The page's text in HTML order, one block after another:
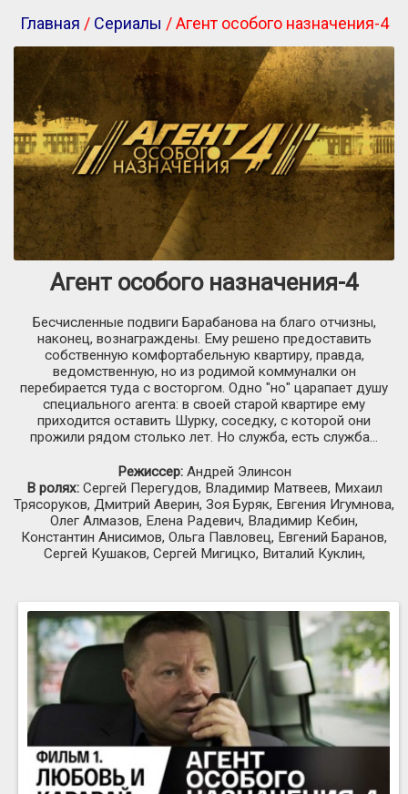
Главная / Сериалы / Агент особого назначения-4
Агент особого назначения-4
Бесчисленные подвиги Барабанова на благо отчизны,
наконец, вознаграждены. Ему решено предоставить
собственную комфортабельную квартиру, правда,
ведомственную, но из родимой коммуналки он
перебирается туда с восторгом. Одно "но" царапает душу
специального агента: в своей старой квартире ему
приходится оставить Шурку, соседку, с которой они
прожили рядом столько лет. Но служба, есть служба...
Режиссер:Андрей Элинсон
В ролях:Сергей Перегудов, Владимир Матвеев, Михаил
Трясоруков, Дмитрий Аверин, Зоя Буряк, Евгения Игумнова,
Олег Алмазов, Елена Радевич, Владимир Кебин,
Константин Анисимов, Ольга Павловец, Евгений Баранов,
Сергей Кушаков, Сергей Мигицко, Виталий Куклин,